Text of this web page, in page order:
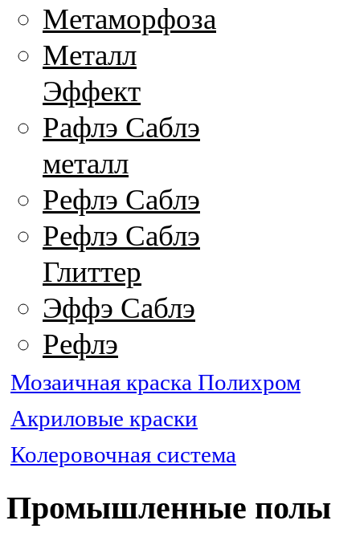
Метаморфоза
Металл
Эффект
Рафлэ Саблэ
металл
Рефлэ Саблэ
Рефлэ Саблэ
Глиттер
Эффэ Саблэ
Рефлэ
Мозаичная краска Полихром
Акриловые краски
Колеровочная система
Промышленные полы